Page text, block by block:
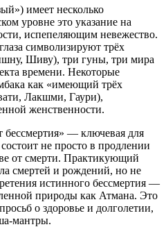
имеет несколько
уровне это указание на
испепеляющим невежество.
символизируют трёх
Шиву), три гуны, три мира
времени. Некоторые
как «имеющий трёх
Лакшми, Гаури),
женственности.
— ключевая для
не просто в продлении
от смерти. Практикующий
смертей и рождений, но не
истинного бессмертия —
природы как Атмана. Это
о здоровье и долголетии,
мантры.